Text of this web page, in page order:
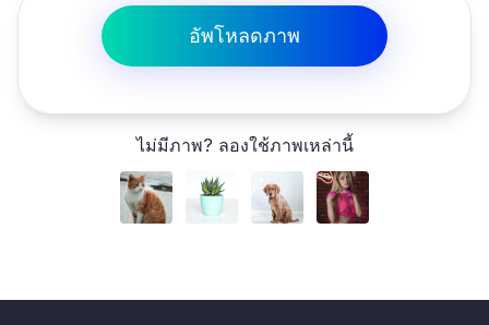
อัพโหลดภาพ
ไม่มีภาพ? ลองใช้ภาพเหล่านี้